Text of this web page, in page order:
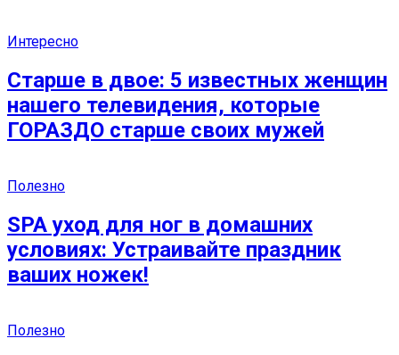
Интересно
Старше в двое: 5 известных женщин
нашего телевидения, которые
ГОРАЗДО старше своих мужей
Полезно
SPA уход для ног в домашних
условиях: Устраивайте праздник
ваших ножек!
Полезно